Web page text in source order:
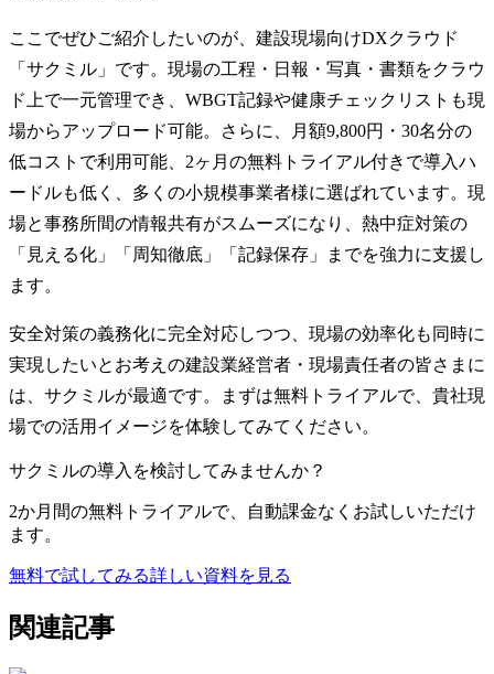
ここでぜひご紹介したいのが、建設現場向けDXクラウド
「サクミル」です。現場の工程・日報・写真・書類をクラウ
ド上で一元管理でき、WBGT記録や健康チェックリストも現
場からアップロード可能。さらに、月額9,800円・30名分の
低コストで利用可能、2ヶ月の無料トライアル付きで導入ハ
ードルも低く、多くの小規模事業者様に選ばれています。現
場と事務所間の情報共有がスムーズになり、熱中症対策の
「見える化」「周知徹底」「記録保存」までを強力に支援し
ます。
安全対策の義務化に完全対応しつつ、現場の効率化も同時に
実現したいとお考えの建設業経営者・現場責任者の皆さまに
は、サクミルが最適です。まずは無料トライアルで、貴社現
場での活用イメージを体験してみてください。
サクミルの導入を検討してみませんか？
2か月間の無料トライアルで、自動課金なくお試しいただけ
ます。
無料で試してみる詳しい資料を見る
関連記事